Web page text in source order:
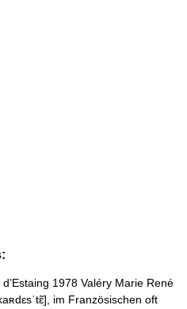
1978 Valéry Marie René
im Französischen oft